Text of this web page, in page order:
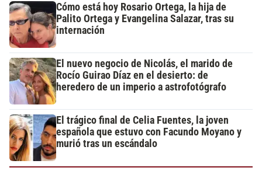
Cómo está hoy Rosario Ortega, la hija de
Palito Ortega y Evangelina Salazar, tras su
internación
El nuevo negocio de Nicolás, el marido de
Rocío Guirao Díaz en el desierto: de
heredero de un imperio a astrofotógrafo
El trágico final de Celia Fuentes, la joven
española que estuvo con Facundo Moyano y
murió tras un escándalo